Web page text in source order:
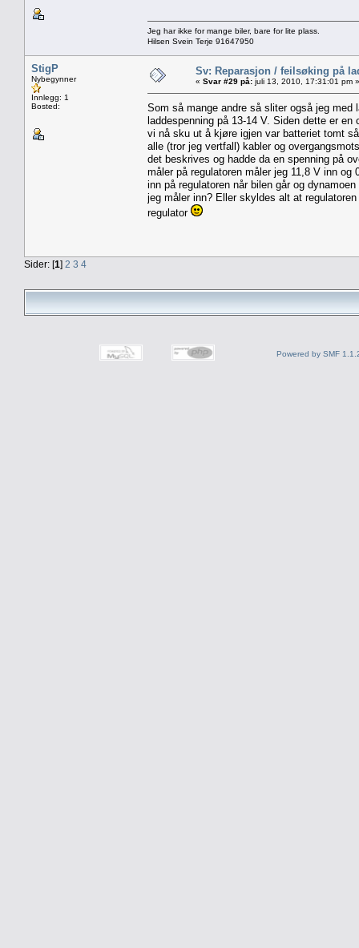
Jeg har ikke for mange biler, bare for lite plass.
Hilsen Svein Terje 91647950
StigP
Nybegynner
Innlegg: 1
Bosted:
Sv: Reparasjon / feilsøking på
« Svar #29 på: juli 13, 2010, 17:31:01 pm »
Som så mange andre så sliter også jeg med
laddespenning på 13-14 V. Siden dette er
vi nå sku ut å kjøre igjen var batteriet tomt
alle (tror jeg vertfall) kabler og
det beskrives og hadde da en spenning på
måler på regulatoren måler jeg 11,8 V inn
inn på regulatoren når bilen går og
jeg måler inn? Eller skyldes alt at
regulator
Sider: [1] 2 3 4
Powered by SMF